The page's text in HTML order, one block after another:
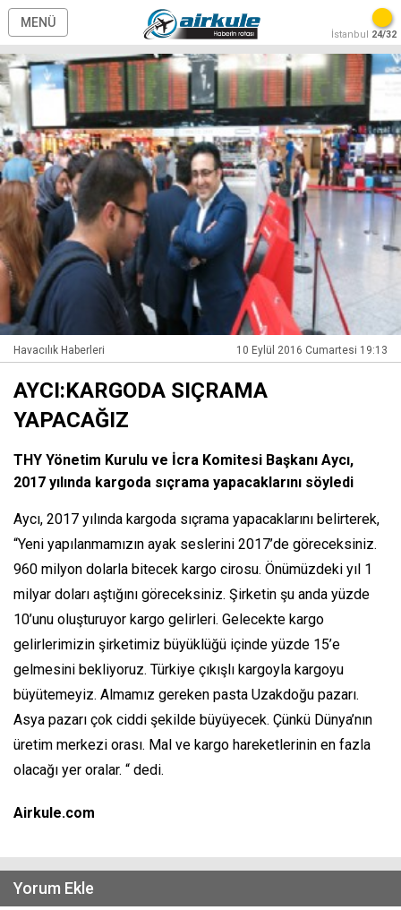
MENÜ
İstanbul 24/32
Havacılık Haberleri 10 Eylül 2016 Cumartesi 19:13
AYCI:KARGODA SIÇRAMA
YAPACAĞIZ
THY Yönetim Kurulu ve İcra Komitesi Başkanı Aycı,
2017 yılında kargoda sıçrama yapacaklarını söyledi
Aycı, 2017 yılında kargoda sıçrama yapacaklarını belirterek,
“Yeni yapılanmamızın ayak seslerini 2017’de göreceksiniz.
960 milyon dolarla bitecek kargo cirosu. Önümüzdeki yıl 1
milyar doları aştığını göreceksiniz. Şirketin şu anda yüzde
10’unu oluşturuyor kargo gelirleri. Gelecekte kargo
gelirlerimizin şirketimiz büyüklüğü içinde yüzde 15’e
gelmesini bekliyoruz. Türkiye çıkışlı kargoyla kargoyu
büyütemeyiz. Almamız gereken pasta Uzakdoğu pazarı.
Asya pazarı çok ciddi şekilde büyüyecek. Çünkü Dünya’nın
üretim merkezi orası. Mal ve kargo hareketlerinin en fazla
olacağı yer oralar. “ dedi.
Airkule.com
Yorum Ekle